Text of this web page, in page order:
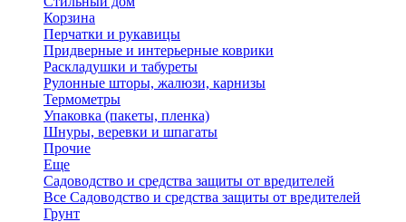
Корзина
Перчатки и рукавицы
Придверные и интерьерные коврики
Раскладушки и табуреты
Рулонные шторы, жалюзи, карнизы
Термометры
Упаковка (пакеты, пленка)
Шнуры, веревки и шпагаты
Прочие
Еще
Садоводство и средства защиты от вредителей
Все Садоводство и средства защиты от вредителей
Грунт